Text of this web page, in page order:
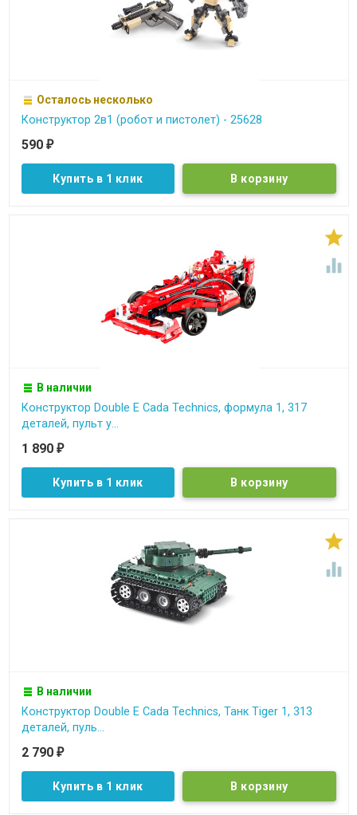
Осталось несколько
Конструктор 2в1 (робот и пистолет) - 25628
590 ₽
Купить в 1 клик


В наличии
Конструктор Double E Cada Technics, формула 1, 317
деталей, пульт у...
1 890 ₽
Купить в 1 клик


В наличии
Конструктор Double E Cada Technics, Танк Tiger 1, 313
деталей, пуль...
2 790 ₽
Купить в 1 клик